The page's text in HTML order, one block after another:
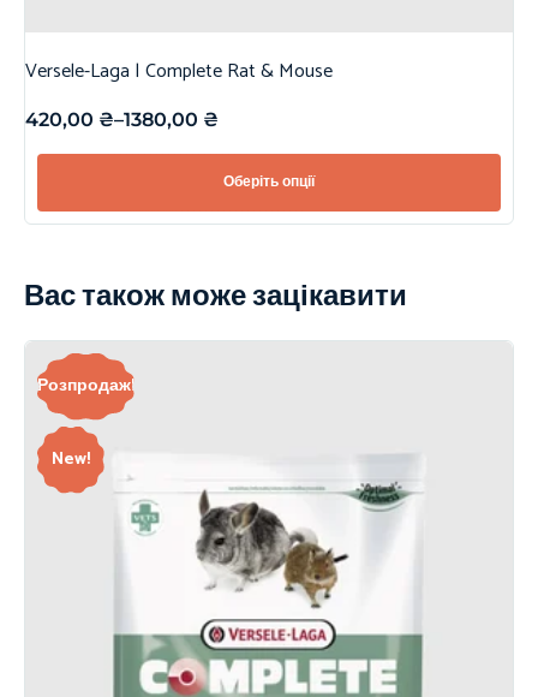
Versele-Laga | Complete Rat & Mouse
420,00 ₴–1380,00 ₴
Оберіть опції
Вас також може зацікавити
New!
Розпродаж!